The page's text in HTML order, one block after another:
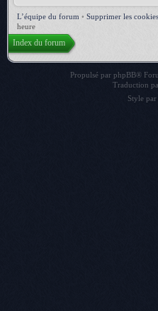
L’équipe du forum • Supprimer les
heure
Index du forum
Propulsé par phpBB®
Traduction
Style par